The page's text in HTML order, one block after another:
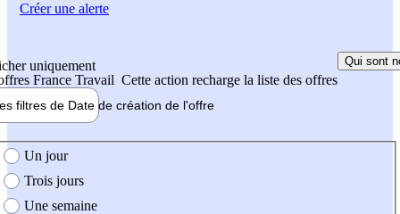
uniquement
France Travail Cette action recharge la liste des offres
Qui sont
filtres de Date de création de l'offre
création de l'offre
Un jour
Trois jours
Une semaine
Créer une alerte